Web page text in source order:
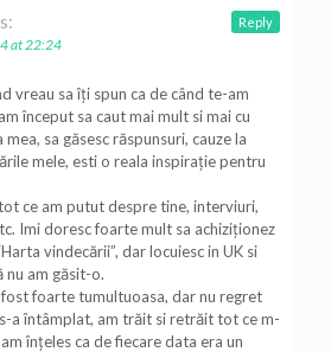
at 22:24
vreau sa îți spun ca de când te-am
început sa caut mai mult si mai cu
sa găsesc răspunsuri, cauze la
mele, esti o reala inspirație pentru
ce am putut despre tine, interviuri,
Imi doresc foarte mult sa achiziționez
vindecării”, dar locuiesc in UK si
nu am găsit-o.
foarte tumultuoasa, dar nu regret
a întâmplat, am trăit si retrăit tot ce m-
înțeles ca de fiecare data era un
Reply